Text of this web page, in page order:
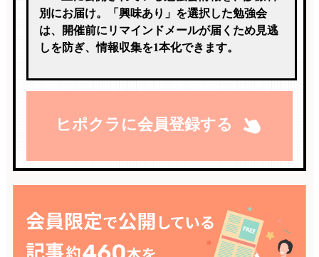
別にお届け。「興味あり」を選択した勉強会
は、開催前にリマインドメールが届くため見逃
しを防ぎ、情報収集を1本化できます。
ヒポクラに会員登録する